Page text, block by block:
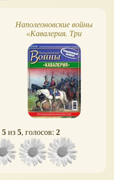
Наполеоновские войны
«Кавалерия. Три
миниатюры
кавалеристов»
5 из 5, голосов: 2